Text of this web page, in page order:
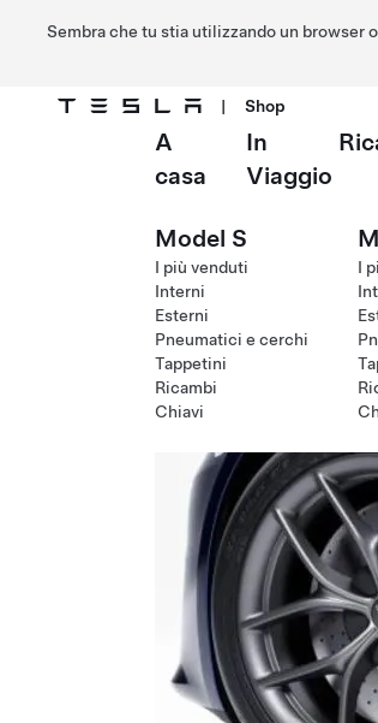
Sembra che tu stia utilizzando un browser
Passa al contenuto principale
| Shop
A
casa
In
Viaggio
Model S
I più venduti
Interni
Esterni
Pneumatici e cerchi
Tappetini
Ricambi
Chiavi
I